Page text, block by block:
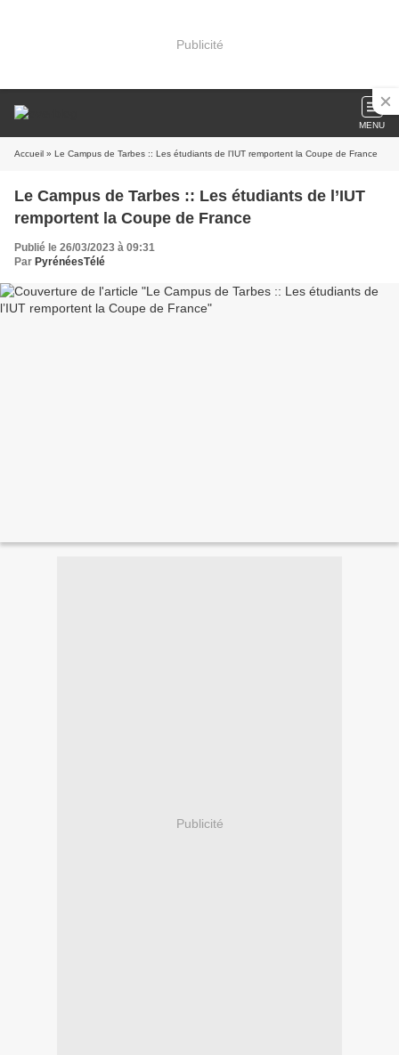
Publicité
MENU
Accueil » Le Campus de Tarbes :: Les étudiants de l’IUT remportent la Coupe de France
Le Campus de Tarbes :: Les étudiants de l’IUT
remportent la Coupe de France
Publié le 26/03/2023 à 09:31
Par PyrénéesTélé
Publicité